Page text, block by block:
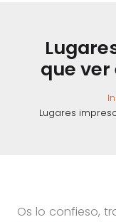
que ver
Lugares
Os lo confieso,